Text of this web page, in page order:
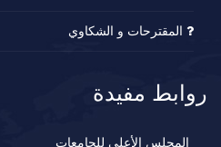
المقترحات و الشكاوي
روابط مفيدة
المجلس الأعلى للجامعات